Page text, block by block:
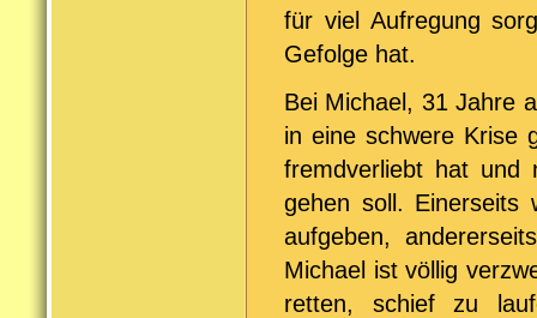
für viel Aufregung
Gefolge hat.
Bei Michael, 31 Jahre
in eine schwere Krise
fremdverliebt hat
gehen soll. Einerseits
aufgeben,
Michael ist völlig
retten, schief zu